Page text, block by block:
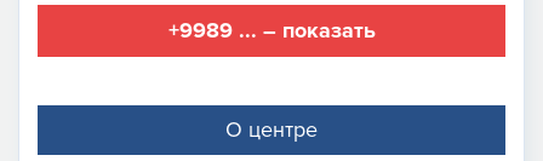
+9989 ... – показать
О центре